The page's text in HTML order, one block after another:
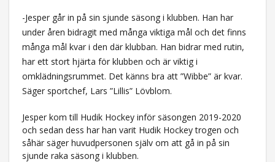
-Jesper går in på sin sjunde säsong i klubben. Han har
under åren bidragit med många viktiga mål och det finns
många mål kvar i den där klubban. Han bidrar med rutin,
har ett stort hjärta för klubben och är viktig i
omklädningsrummet. Det känns bra att ”Wibbe” är kvar.
Säger sportchef, Lars ”Lillis” Lövblom.
Jesper kom till Hudik Hockey inför säsongen 2019-2020
och sedan dess har han varit Hudik Hockey trogen och
såhär säger huvudpersonen själv om att gå in på sin
sjunde raka säsong i klubben.